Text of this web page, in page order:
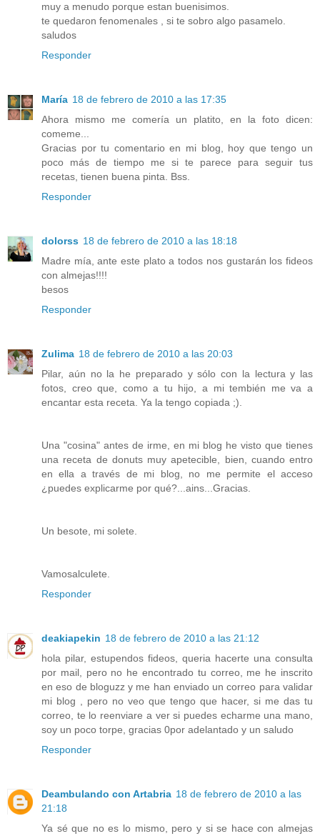
muy a menudo porque estan buenisimos.
te quedaron fenomenales , si te sobro algo pasamelo.
saludos
Responder
María 18 de febrero de 2010 a las 17:35
Ahora mismo me comería un platito, en la foto dicen:
comeme...
Gracias por tu comentario en mi blog, hoy que tengo un
poco más de tiempo me si te parece para seguir tus
recetas, tienen buena pinta. Bss.
Responder
dolorss 18 de febrero de 2010 a las 18:18
Madre mía, ante este plato a todos nos gustarán los fideos
con almejas!!!!
besos
Responder
Zulima 18 de febrero de 2010 a las 20:03
Pilar, aún no la he preparado y sólo con la lectura y las
fotos, creo que, como a tu hijo, a mi tembién me va a
encantar esta receta. Ya la tengo copiada ;).
Una "cosina" antes de irme, en mi blog he visto que tienes
una receta de donuts muy apetecible, bien, cuando entro
en ella a través de mi blog, no me permite el acceso
¿puedes explicarme por qué?...ains...Gracias.
Un besote, mi solete.
Vamosalculete.
Responder
deakiapekin 18 de febrero de 2010 a las 21:12
hola pilar, estupendos fideos, queria hacerte una consulta
por mail, pero no he encontrado tu correo, me he inscrito
en eso de bloguzz y me han enviado un correo para validar
mi blog , pero no veo que tengo que hacer, si me das tu
correo, te lo reenviare a ver si puedes echarme una mano,
soy un poco torpe, gracias 0por adelantado y un saludo
Responder
Deambulando con Artabria 18 de febrero de 2010 a las
21:18
Ya sé que no es lo mismo, pero y si se hace con almejas